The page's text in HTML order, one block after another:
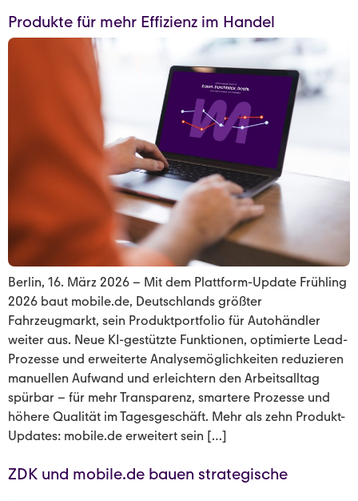
Produkte für mehr Effizienz im Handel
Berlin, 16. März 2026 – Mit dem Plattform-Update Frühling
2026 baut mobile.de, Deutschlands größter
Fahrzeugmarkt, sein Produktportfolio für Autohändler
weiter aus. Neue KI-gestützte Funktionen, optimierte Lead-
Prozesse und erweiterte Analysemöglichkeiten reduzieren
manuellen Aufwand und erleichtern den Arbeitsalltag
spürbar – für mehr Transparenz, smartere Prozesse und
höhere Qualität im Tagesgeschäft. Mehr als zehn Produkt-
Updates: mobile.de erweitert sein […]
ZDK und mobile.de bauen strategische